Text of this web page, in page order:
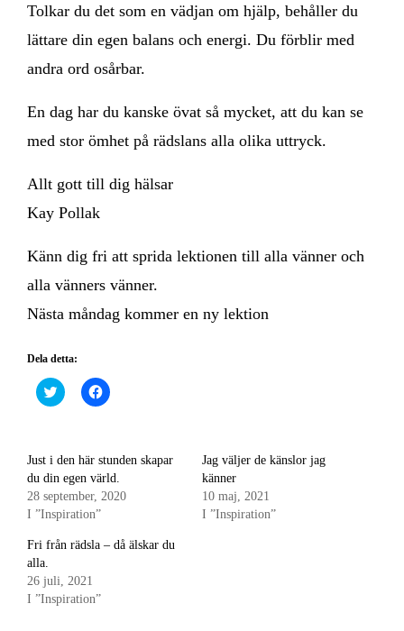
Tolkar du det som en vädjan om hjälp, behåller du
lättare din egen balans och energi. Du förblir med
andra ord osårbar.
En dag har du kanske övat så mycket, att du kan se
med stor ömhet på rädslans alla olika uttryck.
Allt gott till dig hälsar
Kay Pollak
Känn dig fri att sprida lektionen till alla vänner och
alla vänners vänner.
Nästa måndag kommer en ny lektion
Dela detta:
Klicka
för
(Öppnas
ett
nytt
fönster)
Klicka
för
(Öppnas
ett
nytt
Just i den här stunden skapar
du din egen värld.
28 september, 2020
I ”Inspiration”
Jag väljer de känslor jag
känner
10 maj, 2021
I ”Inspiration”
Fri från rädsla – då älskar du
alla.
26 juli, 2021
I ”Inspiration”